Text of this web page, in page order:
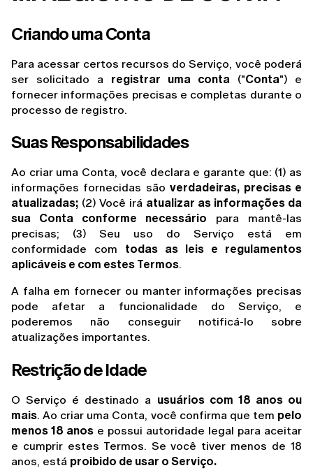
Criando uma Conta
Para acessar certos recursos do Serviço, você poderá
ser solicitado a registrar uma conta ("Conta") e
fornecer informações precisas e completas durante o
processo de registro.
Suas Responsabilidades
Ao criar uma Conta, você declara e garante que: (1) as
informações fornecidas são verdadeiras, precisas e
atualizadas; (2) Você irá atualizar as informações da
sua Conta conforme necessário para mantê-las
precisas; (3) Seu uso do Serviço está em
conformidade com todas as leis e regulamentos
aplicáveis e com estes Termos.
A falha em fornecer ou manter informações precisas
pode afetar a funcionalidade do Serviço, e
poderemos não conseguir notificá-lo sobre
atualizações importantes.
Restrição de Idade
O Serviço é destinado a usuários com 18 anos ou
mais. Ao criar uma Conta, você confirma que tem pelo
menos 18 anos e possui autoridade legal para aceitar
e cumprir estes Termos. Se você tiver menos de 18
anos, está proibido de usar o Serviço.